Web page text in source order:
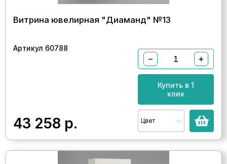
Витрина ювелирная "Диаманд" №13
Артикул 60788
43 258 р.
− +
Купить в 1
клик
Цвет